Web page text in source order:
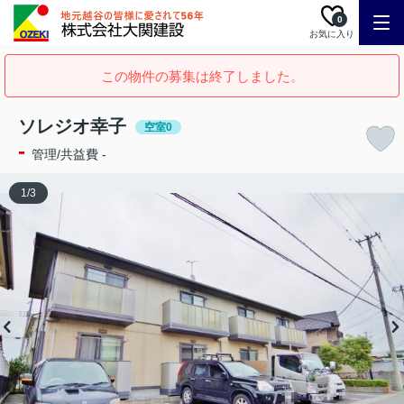
お気に入り
0
この物件の募集は終了しました。
ソレジオ幸子 空室0
- 管理/共益費 -
1/3